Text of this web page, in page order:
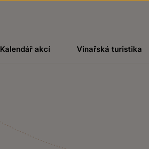
Kalendář akcí Vinařská turistika